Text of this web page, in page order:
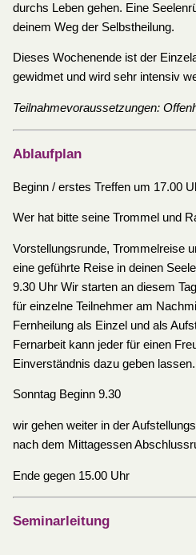
durchs Leben gehen. Eine
deinem Weg der Selbstheilung.
Dieses Wochenende ist der
gewidmet und wird sehr intensiv
Teilnahmevoraussetzungen:
Ablaufplan
Beginn / erstes Treffen um 17.00
Wer hat bitte seine Trommel und
Vorstellungsrunde, Trommelreise
eine geführte Reise in deinen
9.30 Uhr Wir starten an diesem
für einzelne Teilnehmer am
Fernheilung als Einzel und als
Fernarbeit kann jeder für einen
Einverständnis dazu geben lassen.
Sonntag Beginn 9.30
wir gehen weiter in der
nach dem Mittagessen
Ende gegen 15.00 Uhr
Seminarleitung